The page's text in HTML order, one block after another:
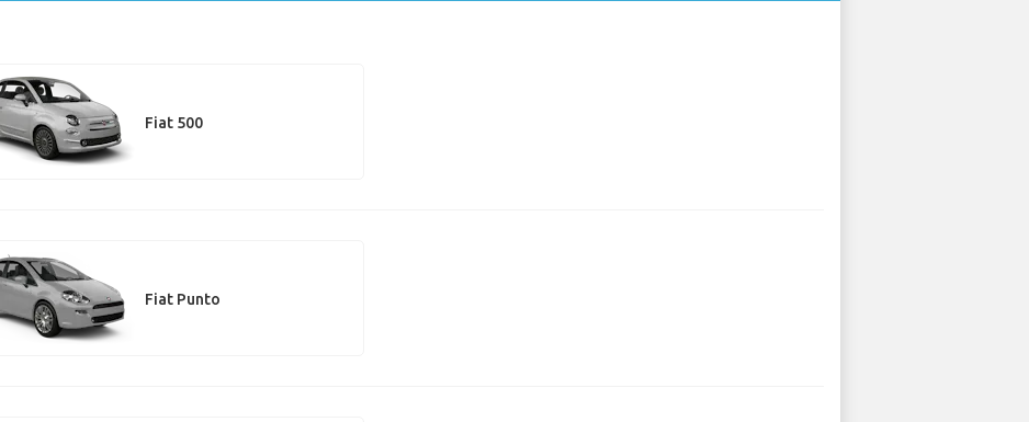
Fiat 500
Fiat Punto